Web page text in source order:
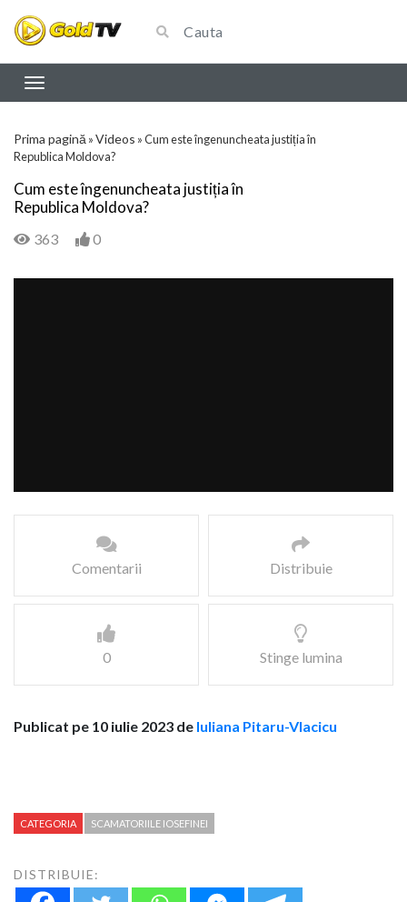
Prima pagină »Videos »Cum este îngenuncheata justiția în
Republica Moldova?
Cum este îngenuncheata justiția în
Republica Moldova?
363 0
Comentarii Distribuie
0 Stinge lumina
Publicat pe 10 iulie 2023 de Iuliana Pitaru-Vlacicu
CATEGORIA SCAMATORIILE IOSEFINEI
DISTRIBUIE: